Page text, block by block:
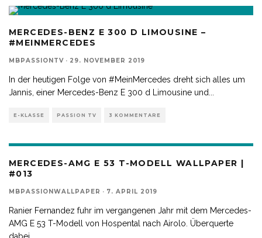
MERCEDES-BENZ E 300 D LIMOUSINE –
#MEINMERCEDES
MBPASSIONTV · 29. NOVEMBER 2019
In der heutigen Folge von #MeinMercedes dreht sich alles um
Jannis, einer Mercedes-Benz E 300 d Limousine und
E-KLASSE PASSION TV 3 KOMMENTARE
MERCEDES-AMG E 53 T-MODELL WALLPAPER |
#013
MBPASSIONWALLPAPER · 7. APRIL 2019
Ranier Fernandez fuhr im vergangenen Jahr mit dem Mercedes-
AMG E 53 T-Modell von Hospental nach Airolo. Überquerte